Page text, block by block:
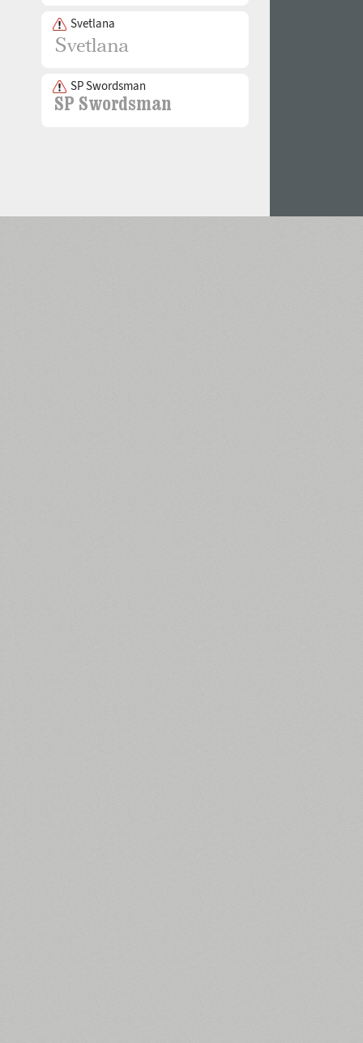
Svetlana
SP Swordsman